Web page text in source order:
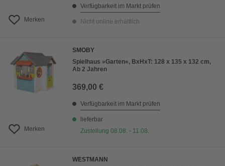
Merken
Verfügbarkeit im Markt prüfen
Nicht online erhältlich
Merken
SMOBY
Spielhaus »Garten«, BxHxT: 128 x 135 x 132 cm,
Ab 2 Jahren
369,00 €
Verfügbarkeit im Markt prüfen
lieferbar
Zustellung 08.08. - 11.08.
WESTMANN